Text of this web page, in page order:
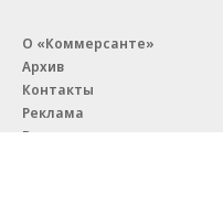
О «Коммерсанте»
Архив
Контакты
Реклама
Вакансии